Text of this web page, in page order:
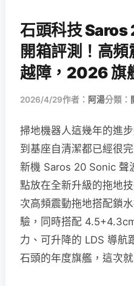
石頭科技
開箱評測！高
越障，2026 旗
2026/4/29作者： 阿湯分類：
掃地機器人這幾年的進
到基座自清潔都已經很
新機 Saros 20 Sonic 聲
點放在全新升級的拖地
次高頻震動拖地搭配鎖
驗，同時搭配
力、可升降的 LDS 導航
石頭的年度旗艦，這次